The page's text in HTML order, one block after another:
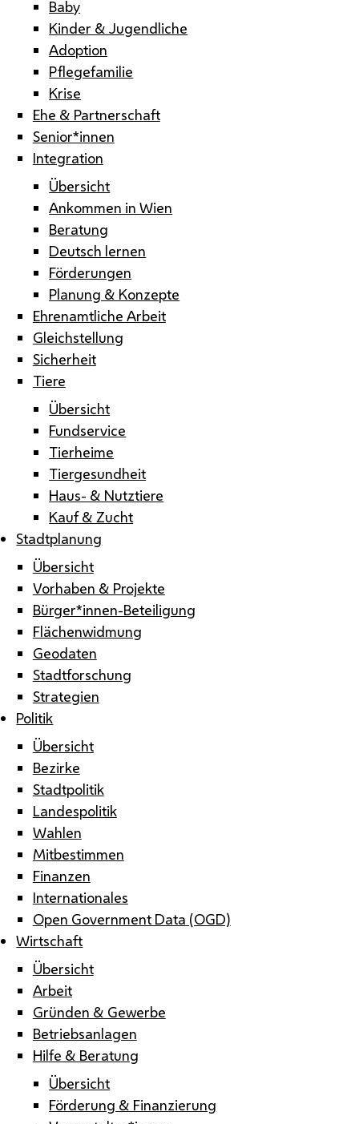
Baby
Kinder & Jugendliche
Adoption
Pflegefamilie
Krise
Ehe & Partnerschaft
Senior*innen
Integration
Übersicht
Ankommen in Wien
Beratung
Deutsch lernen
Förderungen
Planung & Konzepte
Ehrenamtliche Arbeit
Gleichstellung
Sicherheit
Tiere
Übersicht
Fundservice
Tierheime
Tiergesundheit
Haus- & Nutztiere
Kauf & Zucht
Stadtplanung
Übersicht
Vorhaben & Projekte
Bürger*innen-Beteiligung
Flächenwidmung
Geodaten
Stadtforschung
Strategien
Politik
Übersicht
Bezirke
Stadtpolitik
Landespolitik
Wahlen
Mitbestimmen
Finanzen
Internationales
Open Government Data (OGD)
Wirtschaft
Übersicht
Arbeit
Gründen & Gewerbe
Betriebsanlagen
Hilfe & Beratung
Übersicht
Förderung & Finanzierung